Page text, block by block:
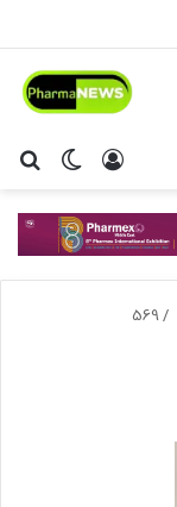
تغییر ورود
/
569